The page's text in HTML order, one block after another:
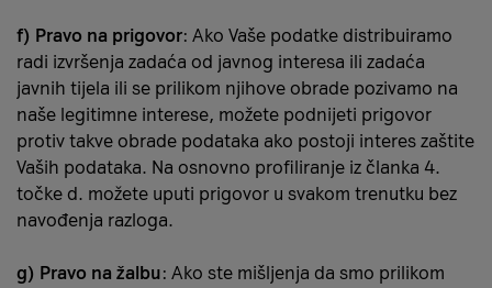
f) Pravo na prigovor: Ako Vaše podatke distribuiramo
radi izvršenja zadaća od javnog interesa ili zadaća
javnih tijela ili se prilikom njihove obrade pozivamo na
naše legitimne interese, možete podnijeti prigovor
protiv takve obrade podataka ako postoji interes zaštite
Vaših podataka. Na osnovno profiliranje iz članka 4.
točke d. možete uputi prigovor u svakom trenutku bez
navođenja razloga.
g) Pravo na žalbu: Ako ste mišljenja da smo prilikom